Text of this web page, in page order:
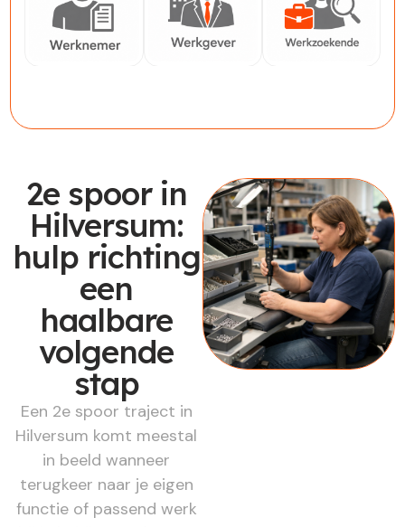
2e spoor in
Hilversum:
hulp richting
een
haalbare
volgende
stap
Een 2e spoor traject in
Hilversum komt meestal
in beeld wanneer
terugkeer naar je eigen
functie of passend werk